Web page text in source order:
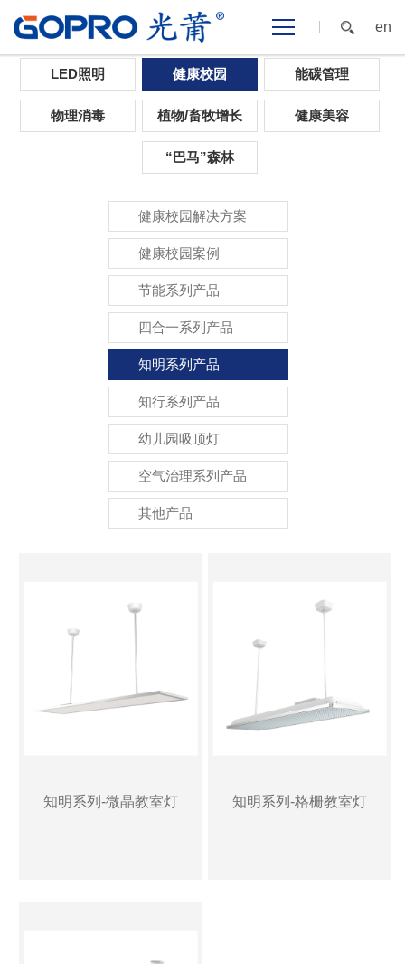
en
首页 >光应用 >健康校园 >知明系列产品
LED照明 健康校园 能碳管理
物理消毒 植物/畜牧增长 健康美容
“巴马”森林
健康校园解决方案
健康校园案例
节能系列产品
四合一系列产品
知明系列产品
知行系列产品
幼儿园吸顶灯
空气治理系列产品
其他产品
知明系列-微晶教室灯 知明系列-格栅教室灯